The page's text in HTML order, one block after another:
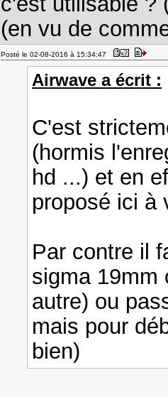
(en vu de
Posté le 02-08-2016 à 15:34:47
Airwave a écrit :
C'est
(hormis
hd ...) et en
proposé ici à
Par contre il
sigma 19mm
autre) ou
mais pour
bien)